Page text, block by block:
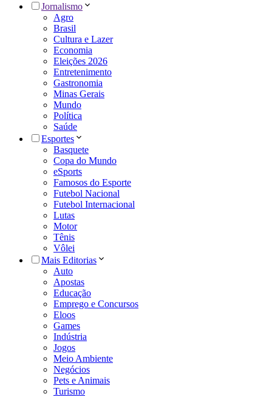
Jornalismo
Agro
Brasil
Cultura e Lazer
Economia
Eleições 2026
Entretenimento
Gastronomia
Minas Gerais
Mundo
Política
Saúde
Esportes
Basquete
Copa do Mundo
eSports
Famosos do Esporte
Futebol Nacional
Futebol Internacional
Lutas
Motor
Tênis
Vôlei
Mais Editorias
Auto
Apostas
Educação
Emprego e Concursos
Eloos
Games
Indústria
Jogos
Meio Ambiente
Negócios
Pets e Animais
Turismo